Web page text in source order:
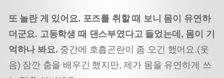
또 놀란 게 있어요. 포즈를 취할 때 보니 몸이 유연하
더군요. 고등학생 때 댄스부였다고 들었는데, 몸이 기
억하나 봐요. 중간에 호흡곤란이 좀 오긴 했어요.(웃
음) 잠깐 춤을 배우긴 했지만, 제가 몸을 유연하게 쓰